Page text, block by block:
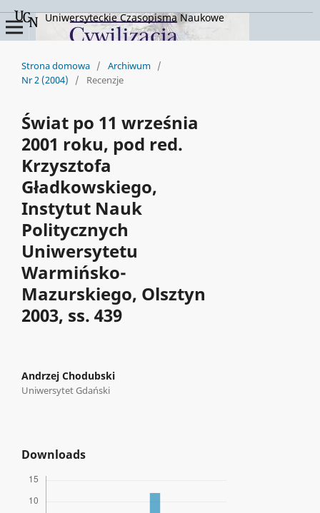
Uniwersyteckie Czasopisma Naukowe
Strona domowa / Archiwum /
Nr 2 (2004)
/ Recenzje
Świat po 11 września
2001 roku, pod red.
Krzysztofa
Gładkowskiego,
Instytut Nauk
Politycznych
Uniwersytetu
Warmińsko-
Mazurskiego, Olsztyn
2003, ss. 439
Andrzej Chodubski
Uniwersytet Gdański
Downloads